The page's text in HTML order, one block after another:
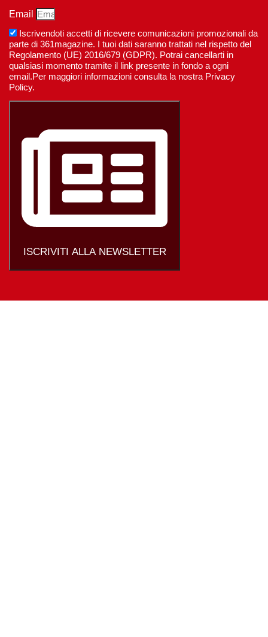
Email
Iscrivendoti accetti di ricevere comunicazioni promozionali da
parte di 361magazine. I tuoi dati saranno trattati nel rispetto del
Regolamento (UE) 2016/679 (GDPR). Potrai cancellarti in
qualsiasi momento tramite il link presente in fondo a ogni
email.Per maggiori informazioni consulta la nostra Privacy
Policy.
ISCRIVITI ALLA NEWSLETTER